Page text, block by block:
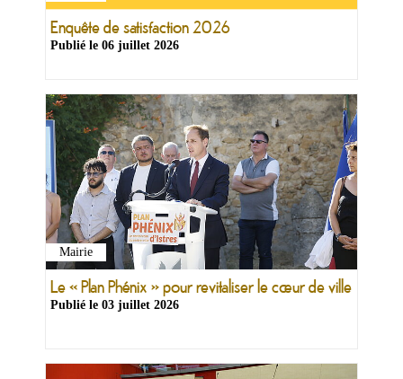
Enquête de satisfaction 2026
Publié le 06 juillet 2026
Mairie
Le « Plan Phénix » pour revitaliser le cœur de ville
Publié le 03 juillet 2026